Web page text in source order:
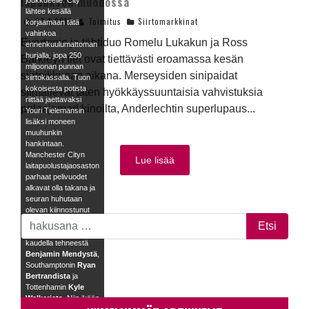
lähtee kesällä
korjaamaan tätä
vahinkoa
ennenkuulumattoman
hurjalla, jopa 250
miljoonan punnan
siirtokassalla. Tuon
kokoisesta potista
riittää jaettavaksi
Youri Tielemansin
lisäksi moneen
muuhunkin
hankintaan.
Manchester Cityn
laitapuolustajaosaston
parhaat pelivuodet
alkavat olla takana ja
seuran huhutaan
olevan kiinnostunut
Monacossa
läpimurron tällä
kaudella tehneestä
Benjamin Mendystä
Southamptonin Ryan
Bertrandista ja
Tottenhamin Kyle
Walkerista. Niin ikään
27.4.2017 Toimitus Siirtomarkkinat
Evertonin ja tähtiduo Romelu Lukakun ja Ross
Barkleyn tiet ovat tiettävästi eroamassa kesän
siirtoikkunan aikana. Merseysiden sinipaidat
silmäilevät täten hyökkäyssuuntaisia vahvistuksia
pelaajamarkkinoilta, Anderlechtin superlupaus...
Lue lisää